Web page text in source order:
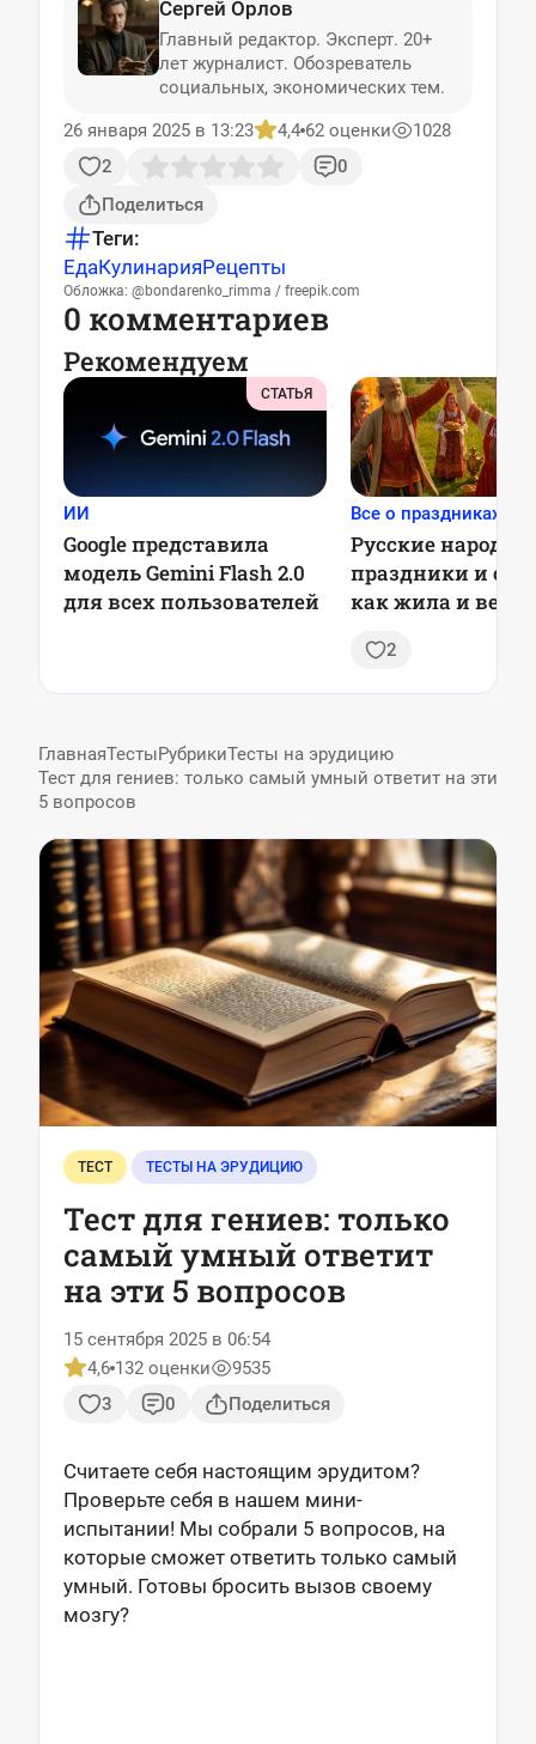
Сергей Орлов
Главный редактор. Эксперт. 20+
лет журналист. Обозреватель
социальных, экономических тем.
26 января 2025 в 13:23
4,4 62 оценки
1028
2
0
Поделиться
Теги:
ЕдаКулинарияРецепты
Обложка: @bondarenko_rimma / freepik.com
0 комментариев
Рекомендуем
СТАТЬЯ
ИИ
Google представила
модель Gemini Flash 2.0
для всех пользователей
Все о праздниках
Русские
праздники и
как жила и
поколение
2
ГлавнаяТестыРубрикиТесты на эрудицию
Тест для гениев: только самый умный ответит на эти
5 вопросов
ТЕСТ ТЕСТЫ НА ЭРУДИЦИЮ
Тест для гениев: только
самый умный ответит
на эти 5 вопросов
15 сентября 2025 в 06:54
4,6 132 оценки
9535
3
0 Поделиться
Считаете себя настоящим эрудитом?
Проверьте себя в нашем мини-
испытании! Мы собрали 5 вопросов, на
которые сможет ответить только самый
умный. Готовы бросить вызов своему
мозгу?